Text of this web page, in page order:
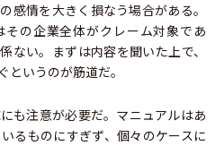
感情を大きく損なう場合がある。
の企業全体がクレーム対象であ
ない。まずは内容を聞いた上で、
いうのが筋道だ。
も注意が必要だ。マニュアルはあ
るものにすぎず、個々のケースに